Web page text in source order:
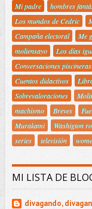
Mi padre
hombres
Los mundos de Cedric
Campaña electoral
Me
moliensayo
Los días
Conversaciones piscineras
Cuentos didactivos
Sobrevaloraciones
machismo
Breves
Murakami
Washigton
series
televisión
MI LISTA DE
divagando,